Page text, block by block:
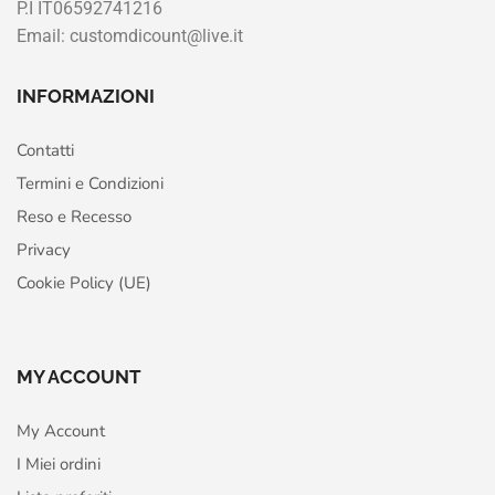
P.I IT06592741216
Email: customdicount@live.it
INFORMAZIONI
Contatti
Termini e Condizioni
Reso e Recesso
Privacy
Cookie Policy (UE)
MY ACCOUNT
My Account
I Miei ordini